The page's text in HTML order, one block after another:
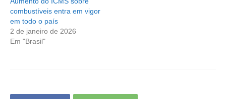
combustíveis entra em vigor
em todo o país
2 de janeiro de 2026
Em "Brasil"